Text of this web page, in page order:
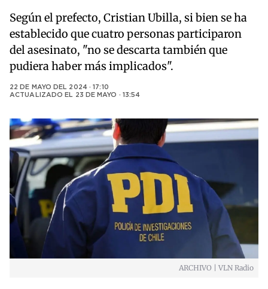
Según el prefecto, Cristian Ubilla, si bien se ha
establecido que cuatro personas participaron
del asesinato, "no se descarta también que
pudiera haber más implicados".
22 DE MAYO DEL 2024 · 17:10
ACTUALIZADO EL 23 DE MAYO · 13:54
ARCHIVO | VLN Radio